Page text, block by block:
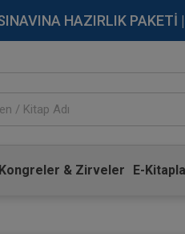
HAZIRLIK PAKETİ
Kongreler & Zirveler E-